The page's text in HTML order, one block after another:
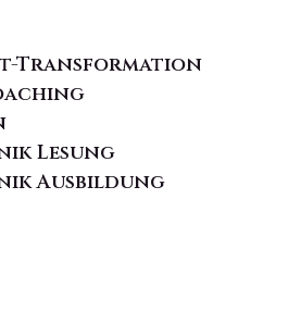
Transformation
Lesung
Ausbildung